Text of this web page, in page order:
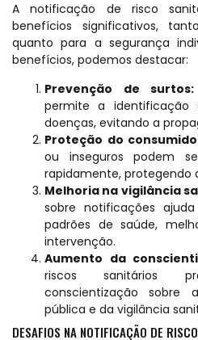
A notificação de risco
benefícios significativos,
quanto para a segurança
benefícios, podemos destacar:
Prevenção de surtos:
permite a
doenças, evitando a
Proteção do
ou inseguros podem
rapidamente, protegendo
Melhoria na vigilância
sobre notificações
padrões de saúde,
intervenção.
Aumento da
riscos sanitários
conscientização sobre
pública e da vigilância
DESAFIOS NA NOTIFICAÇÃO DE